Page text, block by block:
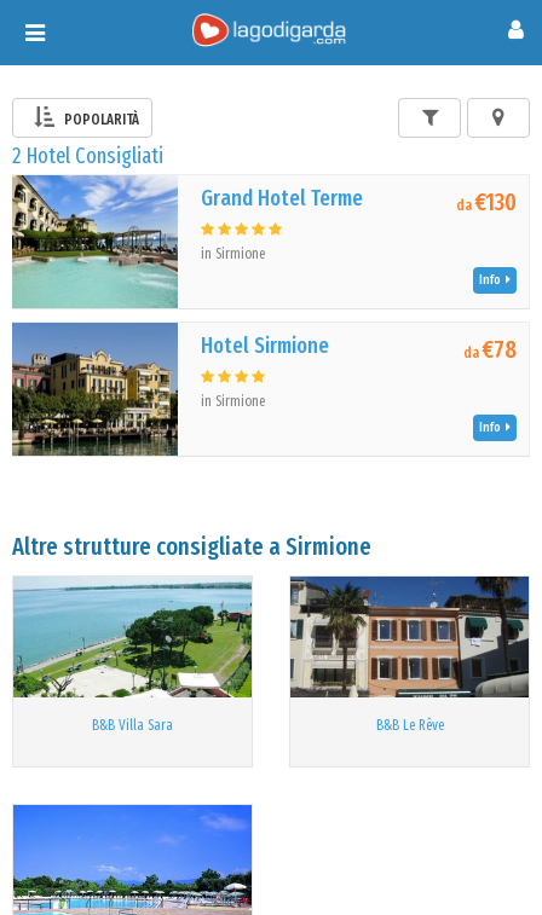
Toggle
navigation
POPOLARITÀ
2 Hotel Consigliati
Grand Hotel Terme
in Sirmione
da€130
Info
Hotel Sirmione
in Sirmione
da€78
Info
Altre strutture consigliate a Sirmione
B&B Villa Sara B&B Le Rêve